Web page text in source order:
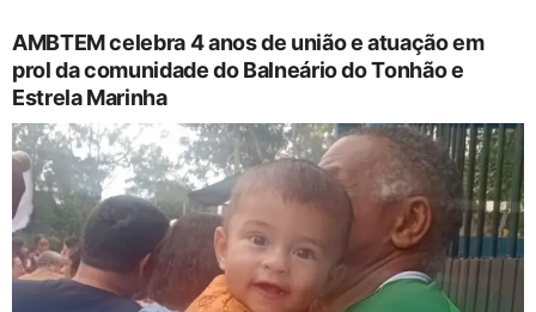
AMBTEM celebra 4 anos de união e atuação em
prol da comunidade do Balneário do Tonhão e
Estrela Marinha